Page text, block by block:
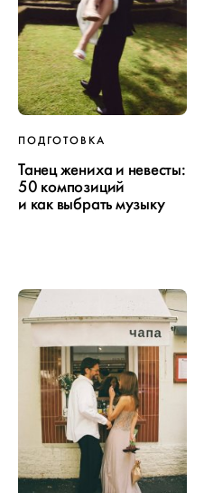
ПОДГОТОВКА
Танец жениха и невесты:
50 композиций
и как выбрать музыку